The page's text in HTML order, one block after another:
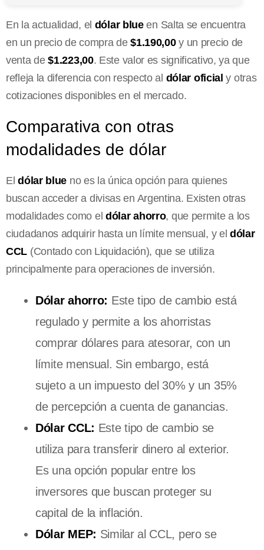
En la actualidad, el dólar blueen Salta se encuentra
en un precio de compra de$1.190,00y un precio de
venta de$1.223,00. Este valor es significativo, ya que
refleja la diferencia con respecto al dólar oficial y otras
cotizaciones disponibles en el mercado.
Comparativa con otras
modalidades de dólar
Eldólar blue no es la única opción para quienes
buscan acceder a divisas en Argentina. Existen otras
modalidades como el dólar ahorro, que permite a los
ciudadanos adquirir hasta un límite mensual, y eldólar
CCL (Contado con Liquidación), que se utiliza
principalmente para operaciones de inversión.
Dólar ahorro: Este tipo de cambio está
regulado y permite a los ahorristas
comprar dólares para atesorar, con un
límite mensual. Sin embargo, está
sujeto a un impuesto del 30% y un 35%
de percepción a cuenta de ganancias.
Dólar CCL: Este tipo de cambio se
utiliza para transferir dinero al exterior.
Es una opción popular entre los
inversores que buscan proteger su
capital de la inflación.
Dólar MEP: Similar al CCL, pero se